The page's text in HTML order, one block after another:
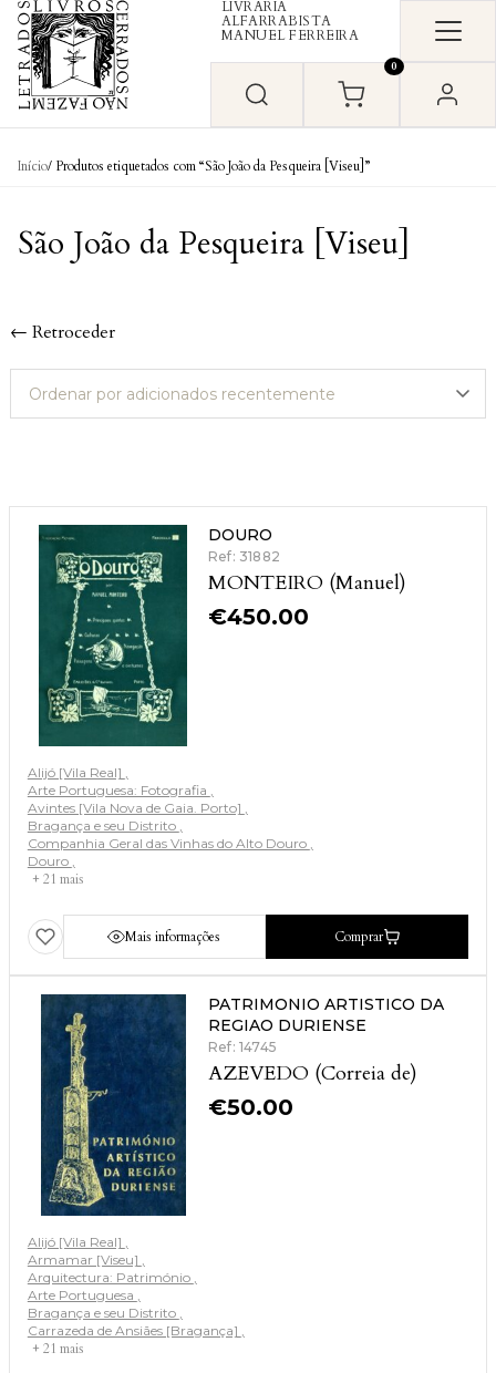
Skip to content
LIVRARIA
ALFARRABISTA
MANUEL FERREIRA
0
Início/ Produtos etiquetados com “São João da Pesqueira [Viseu]”
São João da Pesqueira [Viseu]
← Retroceder
DOURO
Ref: 31882
MONTEIRO (Manuel)
€450.00
Alijó [Vila Real]
Arte Portuguesa: Fotografia
Avintes [Vila Nova de Gaia. Porto]
Bragança e seu Distrito
Companhia Geral das Vinhas do Alto Douro
Douro
+ 21 mais
Mais informações Comprar
PATRIMONIO ARTISTICO DA
REGIAO DURIENSE
Ref: 14745
AZEVEDO (Correia de)
€50.00
Alijó [Vila Real]
Armamar [Viseu]
Arquitectura: Património
Arte Portuguesa
Bragança e seu Distrito
Carrazeda de Ansiães [Bragança]
+ 21 mais